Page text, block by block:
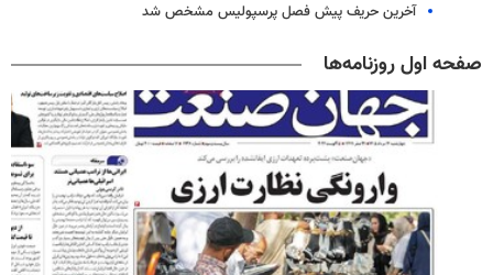
آخرین حریف پیش فصل پرسپولیس مشخص شد
صفحه اول روزنامه‌ها